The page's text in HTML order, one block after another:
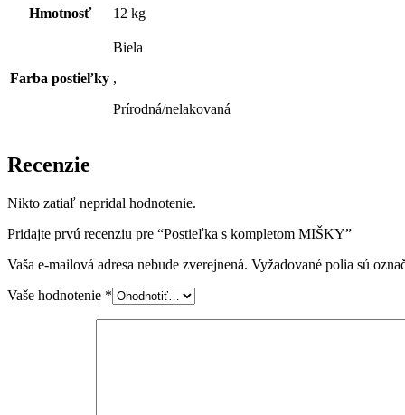
Hmotnosť 12 kg
Farba postieľky
Biela
,
Prírodná/nelakovaná
Recenzie
Nikto zatiaľ nepridal hodnotenie.
Pridajte prvú recenziu pre “Postieľka s kompletom MIŠKY”
Vaša e-mailová adresa nebude zverejnená. Vyžadované polia sú
Vaše hodnotenie *